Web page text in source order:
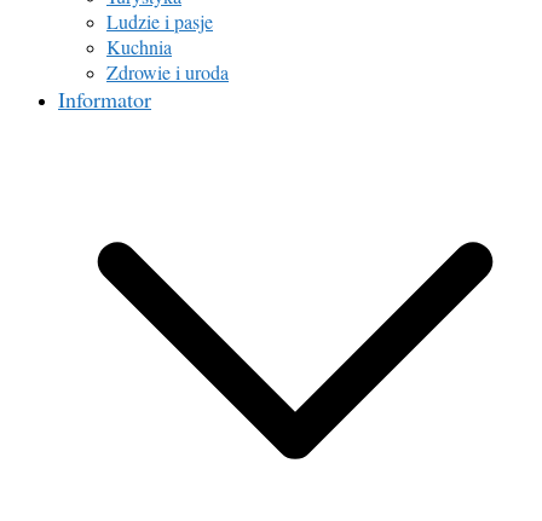
Ludzie i pasje
Kuchnia
Zdrowie i uroda
Informator